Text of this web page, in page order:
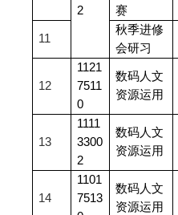
2
赛
11
秋季进修
会研习
12
1121
7511
0
数码人文
资源运用
13
1111
3300
2
数码人文
资源运用
14
1101
7513
数码人文
资源运用